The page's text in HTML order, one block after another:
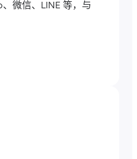
微信、LINE 等，与